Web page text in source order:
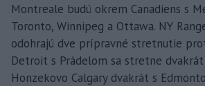
Montreale budú okrem Canadiens s
Toronto, Winnipeg a Ottawa. NY
odohrajú dve prípravné stretnutie
Detroit s Prádelom sa stretne
Honzekovo Calgary dvakrát s